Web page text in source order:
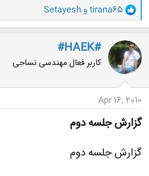
و
ا
ک
ن
ش
ه
ا
tirana65 وSetayesh
#HAEK#
کاربر فعال مهندسی نساجی
Apr 16, 2010
گزارش جلسه دوم
گزارش جلسه دوم